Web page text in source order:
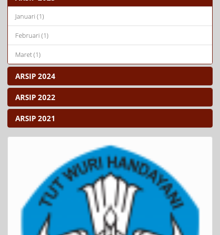
Januari (1)
Februari (1)
Maret (1)
ARSIP 2024
ARSIP 2022
ARSIP 2021